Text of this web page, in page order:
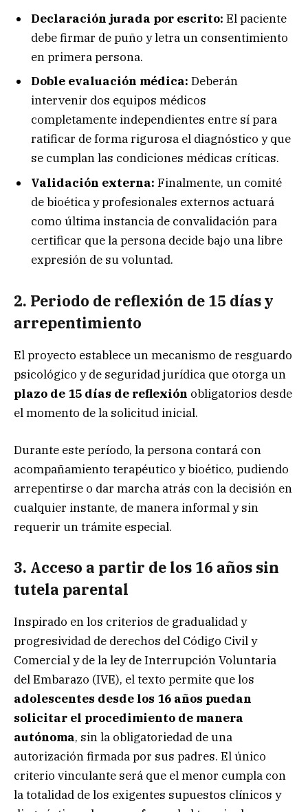
Declaración jurada por escrito: El paciente
debe firmar de puño y letra un consentimiento
en primera persona.
Doble evaluación médica: Deberán
intervenir dos equipos médicos
completamente independientes entre sí para
ratificar de forma rigurosa el diagnóstico y que
se cumplan las condiciones médicas críticas.
Validación externa: Finalmente, un comité
de bioética y profesionales externos actuará
como última instancia de convalidación para
certificar que la persona decide bajo una libre
expresión de su voluntad.
2. Periodo de reflexión de 15 días y
arrepentimiento
El proyecto establece un mecanismo de resguardo
psicológico y de seguridad jurídica que otorga un
plazo de 15 días de reflexión obligatorios desde
el momento de la solicitud inicial.
Durante este período, la persona contará con
acompañamiento terapéutico y bioético, pudiendo
arrepentirse o dar marcha atrás con la decisión en
cualquier instante, de manera informal y sin
requerir un trámite especial.
3. Acceso a partir de los 16 años sin
tutela parental
Inspirado en los criterios de gradualidad y
progresividad de derechos del Código Civil y
Comercial y de la ley de Interrupción Voluntaria
del Embarazo (IVE), el texto permite que los
adolescentes desde los 16 años puedan
solicitar el procedimiento de manera
autónoma, sin la obligatoriedad de una
autorización firmada por sus padres. El único
criterio vinculante será que el menor cumpla con
la totalidad de los exigentes supuestos clínicos y